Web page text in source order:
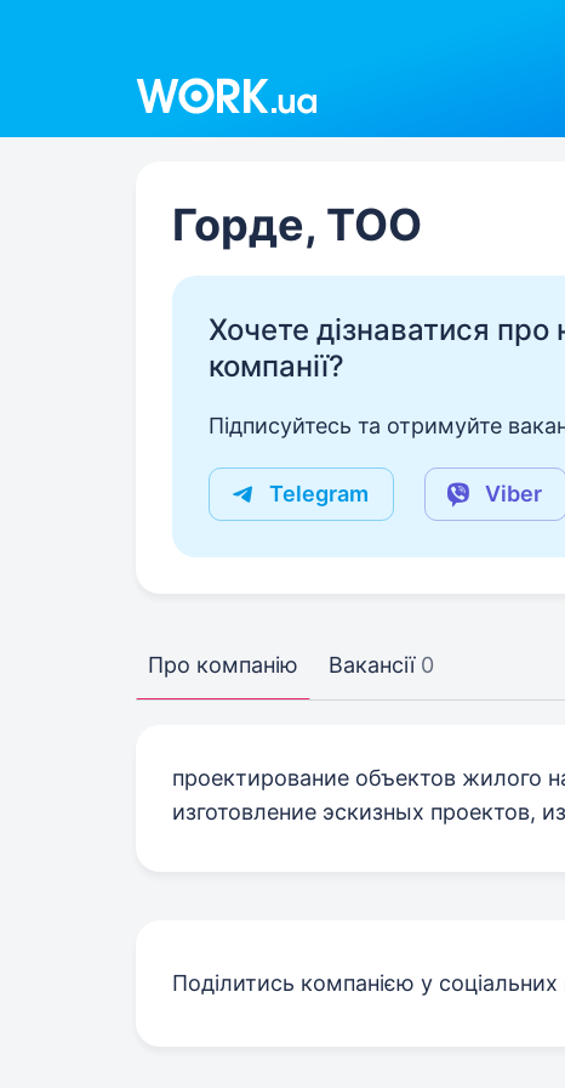
Горде, ТОО
Хочете дізнаватися про
компанії?
Підписуйтесь та отримуйте
Telegram Viber
Про компанію Вакансії 0
проектирование объектов жилого
изготовление эскизных проектов,
Поділитись компанією у